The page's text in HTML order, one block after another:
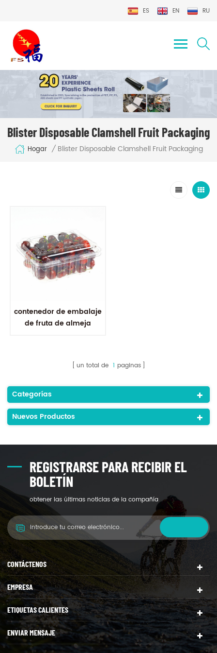
ES EN RU
Blister Disposable Clamshell Fruit Packaging
Hogar / Blister Disposable Clamshell Fruit Packaging
contenedor de embalaje
de fruta de almeja
un total de 1 paginas
Categorías
Nuevos Productos
REGISTRARSE PARA RECIBIR EL
BOLETÍN
obtener las últimas noticias de la compañía
CONTÁCTENOS
EMPRESA
ETIQUETAS CALIENTES
ENVIAR MENSAJE